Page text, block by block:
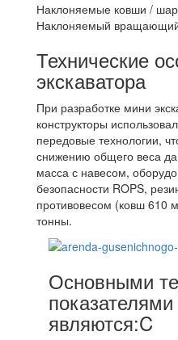
Наклоняемые ковши /
Наклоняемый
Технические
экскаватора
При разработке мини
конструкторы
передовые технологии,
снижению общего веса
масса с навесом,
безопасности ROPS,
противовесом (ковш 610
тонны.
Основными
являются:C